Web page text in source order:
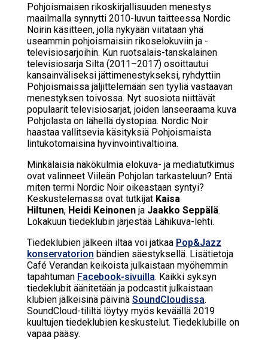
Pohjoismaisen rikoskirjallisuuden menestys
maailmalla synnytti 2010-luvun taitteessa Nordic
Noirin käsitteen, jolla nykyään viitataan yhä
useammin pohjoismaisiin rikoselokuviin ja -
televisiosarjoihin. Kun ruotsalais-tanskalainen
televisiosarja Silta (2011–2017) osoittautui
kansainväliseksi jättimenestykseksi, ryhdyttiin
Pohjoismaissa jäljittelemään sen tyyliä vastaavan
menestyksen toivossa. Nyt suosiota niittävät
populaarit televisiosarjat, joiden lanseeraama kuva
Pohjolasta on lähellä dystopiaa. Nordic Noir
haastaa vallitsevia käsityksiä Pohjoismaista
lintukotomaisina hyvinvointivaltioina.
Minkälaisia näkökulmia elokuva- ja mediatutkimus
ovat valinneet Viileän Pohjolan tarkasteluun? Entä
miten termi Nordic Noir oikeastaan syntyi?
Keskustelemassa ovat tutkijat Kaisa
Hiltunen,Heidi Keinonen jaJaakko Seppälä.
Lokakuun tiedeklubin järjestää Lähikuva-lehti.
Tiedeklubien jälkeen iltaa voi jatkaa Pop&Jazz
konservatorion bändien säestyksellä. Lisätietoja
Café Verandan keikoista julkaistaan myöhemmin
tapahtuman Facebook-sivuilla. Kaikki syksyn
tiedeklubit äänitetään ja podcastit julkaistaan
klubien jälkeisinä päivinä SoundCloudissa.
SoundCloud-tililtä löytyy myös keväällä 2019
kuultujen tiedeklubien keskustelut. Tiedeklubille on
vapaa pääsy.